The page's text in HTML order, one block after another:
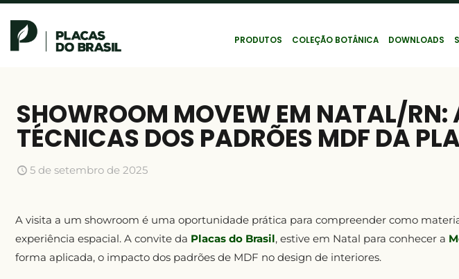
PRODUTOS COLEÇÃO BOTÂNICA DOWNLOADS
SHOWROOM MOVEW EM NATAL/RN:
TÉCNICAS DOS PADRÕES MDF DA
5 de setembro de 2025
A visita a um showroom é uma oportunidade prática para compreender como
experiência espacial. A convite da Placas do Brasil, estive em Natal para conhecer a
forma aplicada, o impacto dos padrões de MDF no design de interiores.